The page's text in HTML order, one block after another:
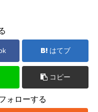
はてブ
コピー
ォローする